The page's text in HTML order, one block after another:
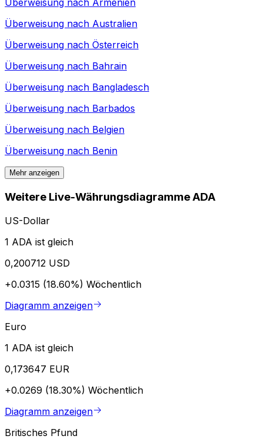
Überweisung nach Armenien
Überweisung nach Australien
Überweisung nach Österreich
Überweisung nach Bahrain
Überweisung nach Bangladesch
Überweisung nach Barbados
Überweisung nach Belgien
Überweisung nach Benin
Mehr anzeigen
Weitere Live-Währungsdiagramme ADA
US-Dollar
1 ADA ist gleich
0,200712 USD
+0.0315 (18.60%) Wöchentlich
Diagramm anzeigen
Euro
1 ADA ist gleich
0,173647 EUR
+0.0269 (18.30%) Wöchentlich
Diagramm anzeigen
Britisches Pfund